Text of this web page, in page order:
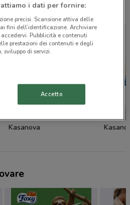
Kasanova
i dati per fornire:
precisi. Scansione attiva delle
fini dell’identificazione. Archiviare
Pubblicità e contenuti
prestazioni dei contenuti e degli
sviluppo di servizi.
Accetto